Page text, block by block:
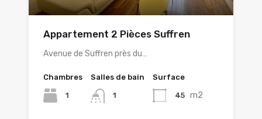
Appartement 2 Pièces Suffren
Avenue de Suffren près du…
Chambres
1
Salles de bain
1
Surface
45 m2